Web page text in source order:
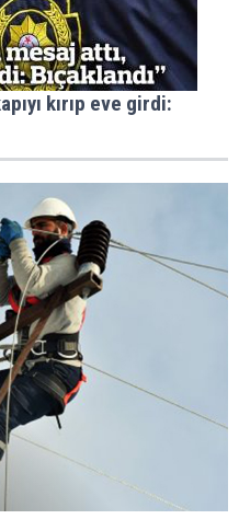
kırıp eve girdi: